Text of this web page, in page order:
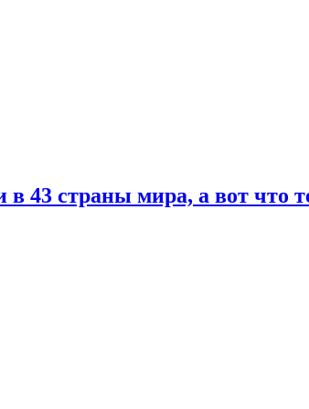
43 страны мира, а вот что